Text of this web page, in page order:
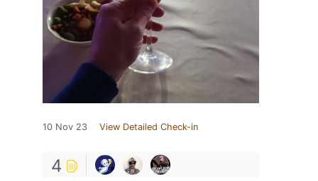
10 Nov 23 View Detailed Check-in
4